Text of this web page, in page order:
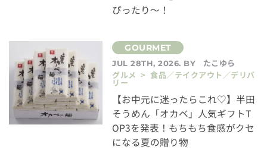
ぴったり～！
JUL 28TH, 2026. BY
たこゆら
グルメ > 食品／テイクアウト／デリバ
リー
【お中元に迷ったらこれ♡】半田
そうめん「オカベ」人気ギフトT
OP3を発表！もちもち食感がクセ
になる夏の贈り物